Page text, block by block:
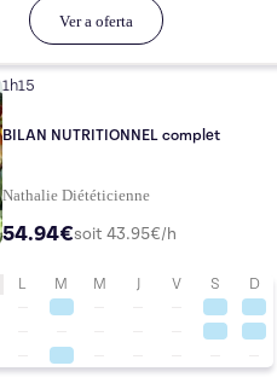
Ver a oferta
1h15
BILAN NUTRITIONNEL complet
Nathalie Diététicienne
54.94€soit 43.95€/h
L M M J V S D